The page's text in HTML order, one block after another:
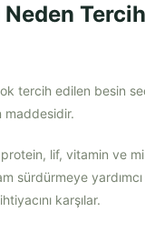
tercih edilen besin
maddesidir.
lif, vitamin ve
sürdürmeye
karşılar.